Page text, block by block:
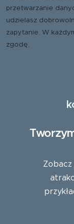
przetwarzanie
udzielasz
zapytanie. W
zgodę.